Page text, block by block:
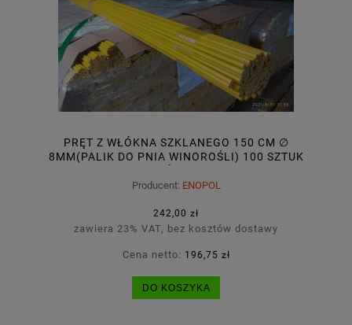
PRĘT Z WŁÓKNA SZKLANEGO 150 CM ∅
8MM(PALIK DO PNIA WINOROŚLI) 100 SZTUK
Producent: ENOPOL
242,00 zł
zawiera 23% VAT, bez kosztów dostawy
Cena netto: 196,75 zł
DO KOSZYKA